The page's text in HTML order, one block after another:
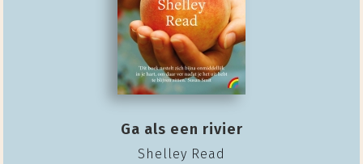
Ga als een rivier
Shelley Read